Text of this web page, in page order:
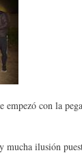
con la
mucha ilusión